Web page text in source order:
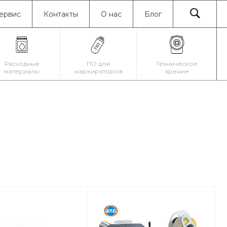
Контакты О нас Блог
Расходные
материалы
ПО для
маркираторов
Техническое
зрение